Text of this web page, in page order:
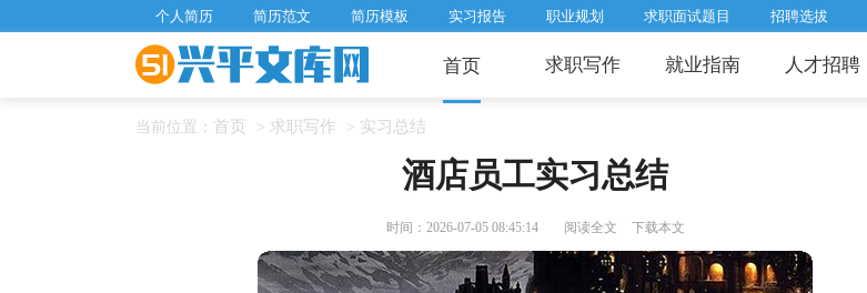
个人简历 简历范文 简历模板 实习报告 职业规划 求职面试题目 招聘选拔
首页 求职写作 就业指南 人才招聘
当前位置： 首页 > 求职写作 > 实习总结
酒店员工实习总结
时间：2026-07-05 08:45:14 阅读全文 下载本文